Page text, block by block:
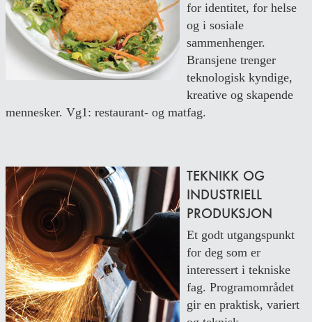
for identitet, for helse
og i sosiale
sammenhenger.
Bransjene trenger
teknologisk kyndige,
kreative og skapende
mennesker. Vg1: restaurant- og matfag.
TEKNIKK OG
INDUSTRIELL
PRODUKSJON
Et godt utgangspunkt
for deg som er
interessert i tekniske
fag. Programområdet
gir en praktisk, variert